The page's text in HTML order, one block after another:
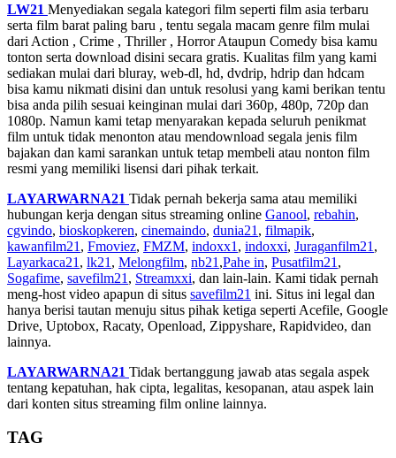
LW21 Menyediakan segala kategori film seperti film asia terbaru
serta film barat paling baru , tentu segala macam genre film mulai
dari Action , Crime , Thriller , Horror Ataupun Comedy bisa kamu
tonton serta download disini secara gratis. Kualitas film yang kami
sediakan mulai dari bluray, web-dl, hd, dvdrip, hdrip dan hdcam
bisa kamu nikmati disini dan untuk resolusi yang kami berikan tentu
bisa anda pilih sesuai keinginan mulai dari 360p, 480p, 720p dan
1080p. Namun kami tetap menyarakan kepada seluruh penikmat
film untuk tidak menonton atau mendownload segala jenis film
bajakan dan kami sarankan untuk tetap membeli atau nonton film
resmi yang memiliki lisensi dari pihak terkait.
LAYARWARNA21 Tidak pernah bekerja sama atau memiliki
hubungan kerja dengan situs streaming online Ganool, rebahin,
cgvindo, bioskopkeren, cinemaindo, dunia21 , filmapik,
kawanfilm21 , Fmoviez, FMZM, indoxx1 , indoxxi, Juraganfilm21 ,
Layarkaca21 , lk21 , Melongfilm, nb21 ,Pahe in, Pusatfilm21 ,
Sogafime, savefilm21 , Streamxxi, dan lain-lain. Kami tidak pernah
meng-host video apapun di situs savefilm21 ini. Situs ini legal dan
hanya berisi tautan menuju situs pihak ketiga seperti Acefile, Google
Drive, Uptobox, Racaty, Openload, Zippyshare, Rapidvideo, dan
lainnya.
LAYARWARNA21 Tidak bertanggung jawab atas segala aspek
tentang kepatuhan, hak cipta, legalitas, kesopanan, atau aspek lain
dari konten situs streaming film online lainnya.
TAG